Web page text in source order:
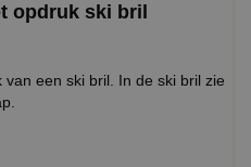
opdruk ski bril
een ski bril. In de ski bril zie